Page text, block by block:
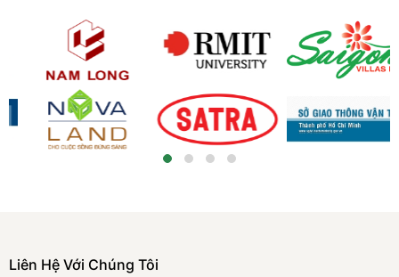
Liên Hệ Với Chúng Tôi